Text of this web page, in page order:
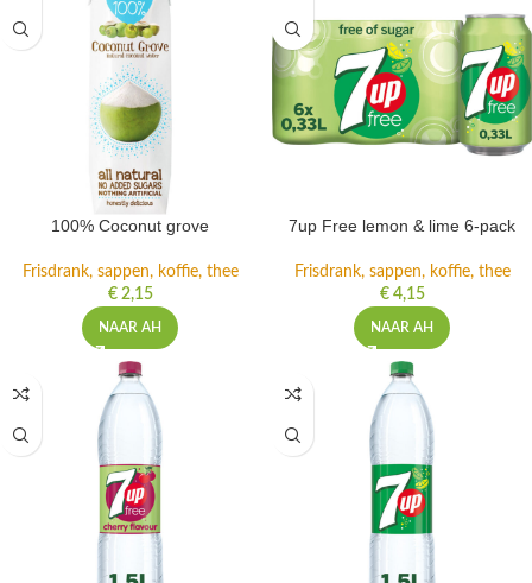
100% Coconut grove
Frisdrank, sappen, koffie, thee
€2,15
NAAR AH
7up Free lemon & lime 6-pack
Frisdrank, sappen, koffie, thee
€4,15
NAAR AH